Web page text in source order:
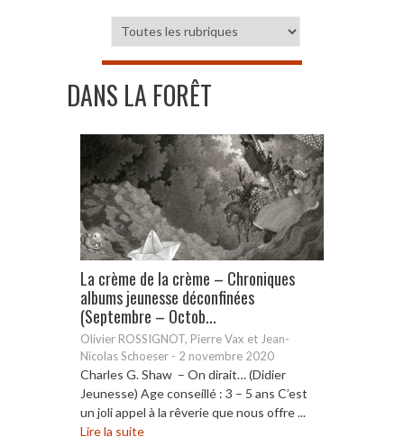
DANS LA FORÊT
La crème de la crème – Chroniques
albums jeunesse déconfinées
(Septembre – Octob...
Olivier ROSSIGNOT, Pierre Vax et Jean-
Nicolas Schoeser - 2 novembre 2020
Charles G. Shaw – On dirait… (Didier
Jeunesse) Age conseillé : 3 – 5 ans C’est
un joli appel à la rêverie que nous offre ...
Lire la suite